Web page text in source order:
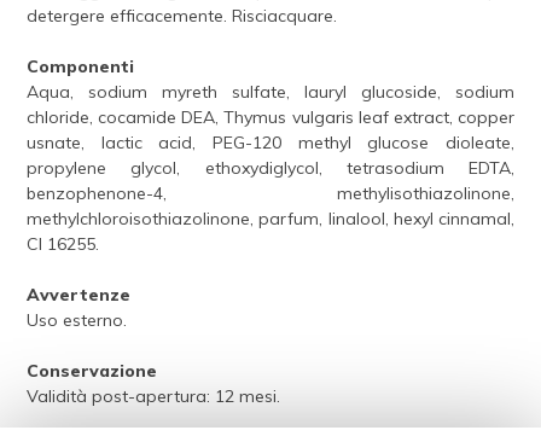
detergere efficacemente. Risciacquare.
Componenti
Aqua, sodium myreth sulfate, lauryl glucoside, sodium
chloride, cocamide DEA, Thymus vulgaris leaf extract, copper
usnate, lactic acid, PEG-120 methyl glucose dioleate,
propylene glycol, ethoxydiglycol, tetrasodium EDTA,
benzophenone-4, methylisothiazolinone,
methylchloroisothiazolinone, parfum, linalool, hexyl cinnamal,
CI 16255.
Avvertenze
Uso esterno.
Conservazione
Validità post-apertura: 12 mesi.